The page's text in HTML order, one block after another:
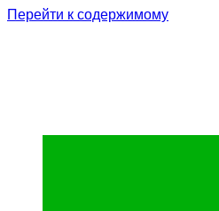
Перейти к содержимому